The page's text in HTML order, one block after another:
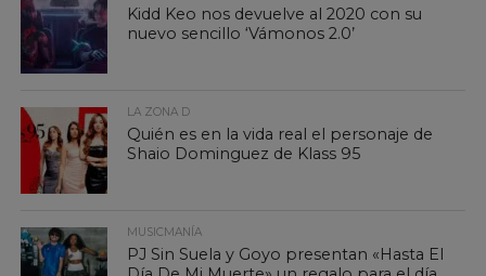
Kidd Keo nos devuelve al 2020 con su
nuevo sencillo ‘Vámonos 2.0’
LA ZONA D
Quién es en la vida real el personaje de
Shaio Dominguez de Klass 95
MUSICMANÍA
PJ Sin Suela y Goyo presentan «Hasta El